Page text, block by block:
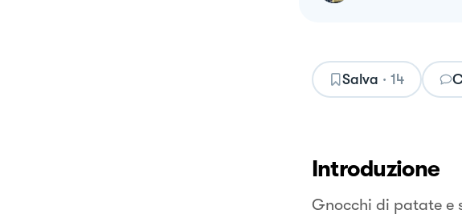
Salva · 14
Introduzione
Gnocchi di patate e